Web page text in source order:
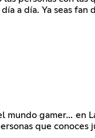
a día. Ya seas
mundo gamer… en
que conoces